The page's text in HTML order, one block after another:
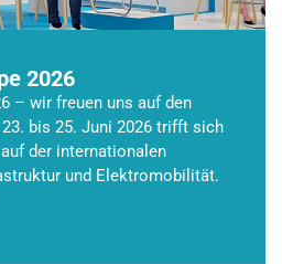
2026
– wir freuen uns auf den
bis 25. Juni 2026 trifft sich
der internationalen
und Elektromobilität.